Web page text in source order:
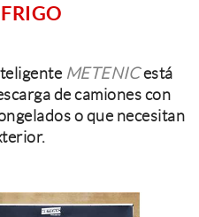
METENICestá
de camiones con
o que necesitan